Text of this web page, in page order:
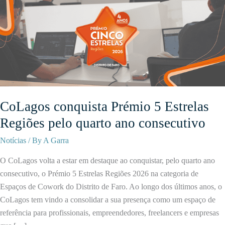
CoLagos conquista Prémio 5 Estrelas
Regiões pelo quarto ano consecutivo
Notícias / ByA Garra
O CoLagos volta a estar em destaque ao conquistar, pelo quarto ano
consecutivo, o Prémio 5 Estrelas Regiões 2026 na categoria de
Espaços de Cowork do Distrito de Faro. Ao longo dos últimos anos, o
CoLagos tem vindo a consolidar a sua presença como um espaço de
referência para profissionais, empreendedores, freelancers e empresas